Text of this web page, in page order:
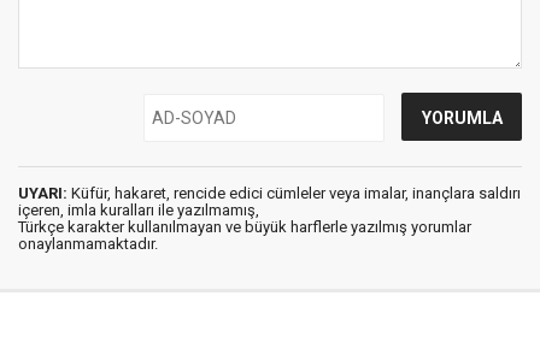
UYARI: Küfür, hakaret, rencide edici cümleler veya imalar, inançlara saldırı
içeren, imla kuralları ile yazılmamış,
Türkçe karakter kullanılmayan ve büyük harflerle yazılmış yorumlar
onaylanmamaktadır.